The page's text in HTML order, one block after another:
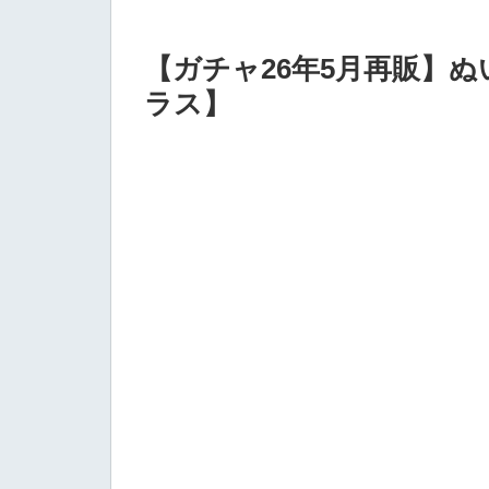
【ガチャ26年5月再販】
ラス】